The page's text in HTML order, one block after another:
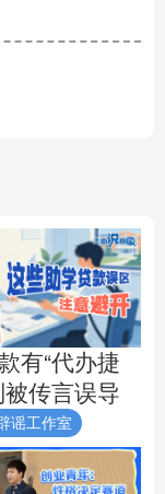
有“代办捷
被传言误导
谣工作室